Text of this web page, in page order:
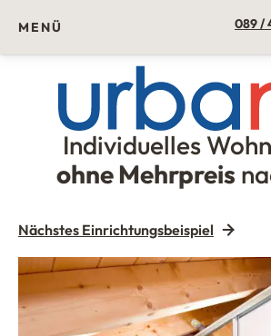
Urbana Möbel
Individuelles
ohne Mehrpreis
MENÜ
Kontakt 089 /
Nächstes Einrichtungsbeispiel